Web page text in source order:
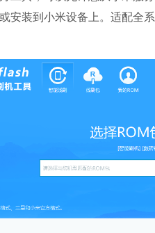
安装到小米设备上。适配全